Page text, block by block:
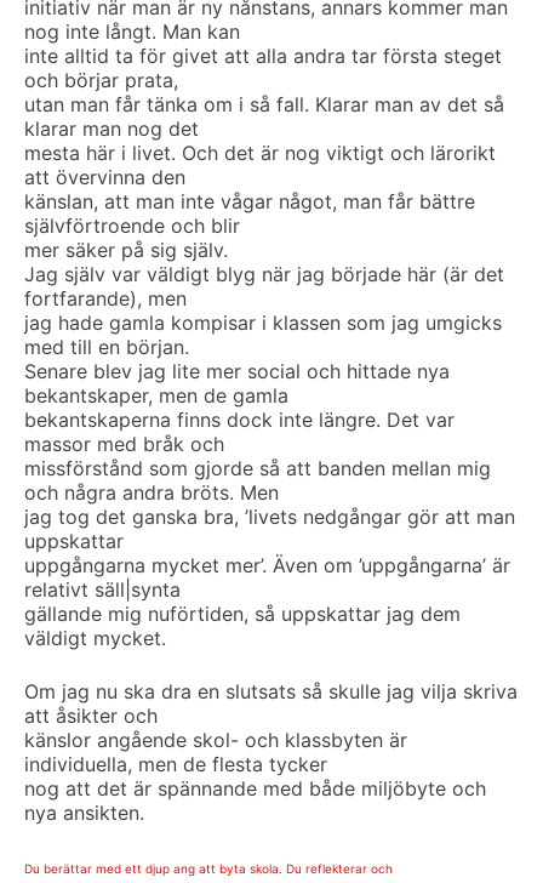
initiativ när man är ny nånstans, annars kommer man
nog inte långt. Man kan
inte alltid ta för givet att alla andra tar första steget
och börjar prata,
utan man får tänka om i så fall. Klarar man av det så
klarar man nog det
mesta här i livet. Och det är nog viktigt och lärorikt
att övervinna den
känslan, att man inte vågar något, man får bättre
självförtroende och blir
mer säker på sig själv.
Jag själv var väldigt blyg när jag började här (är det
fortfarande), men
jag hade gamla kompisar i klassen som jag umgicks
med till en början.
Senare blev jag lite mer social och hittade nya
bekantskaper, men de gamla
bekantskaperna finns dock inte längre. Det var
massor med bråk och
missförstånd som gjorde så att banden mellan mig
och några andra bröts. Men
jag tog det ganska bra, ’livets nedgångar gör att man
uppskattar
uppgångarna mycket mer’. Även om ’uppgångarna’ är
relativt säll|synta
gällande mig nuförtiden, så uppskattar jag dem
väldigt mycket.
Om jag nu ska dra en slutsats så skulle jag vilja skriva
att åsikter och
känslor angående skol- och klassbyten är
individuella, men de flesta tycker
nog att det är spännande med både miljöbyte och
nya ansikten.
Du berättar med ett djup ang att byta skola. Du reflekterar och